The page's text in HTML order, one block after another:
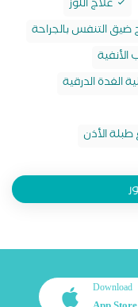
علاج اللوز
ضيق التنفس بالجراحة
الأنفية
الغدة الدرقية
الأذن
Download